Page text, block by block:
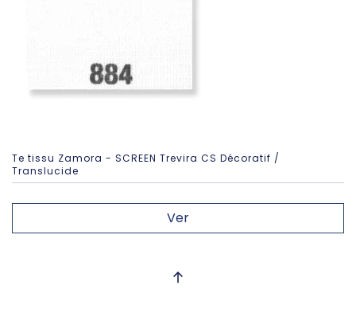
Te tissu Zamora - SCREEN Trevira CS Décoratif /
Translucide
Ver